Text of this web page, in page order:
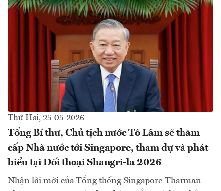
Thứ Hai, 25-05-2026
Tổng Bí thư, Chủ tịch nước Tô Lâm sẽ thăm
cấp Nhà nước tới Singapore, tham dự và phát
biểu tại Đối thoại Shangri-la 2026
Nhận lời mời của Tổng thống Singapore Tharman